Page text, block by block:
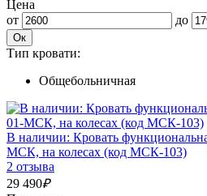
Цена
от
до
Ок
Тип кровати:
Общебольничная
В наличии: Кровать
МСК, на колесах (код МСК-103)
2 отзыва
29 490₽